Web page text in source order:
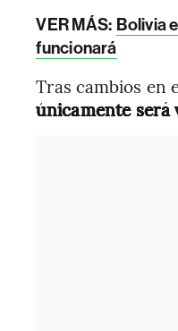
VER MÁS: Bolivia
funcionará
Tras cambios en
únicamente será